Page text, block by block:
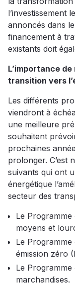
l’investissement
annoncés dans
financement à
existants doit
L’importance
transition vers
Les différents
viendront à
une meilleure
souhaitent
prochaines
prolonger. C’est
suivants qui ont
énergétique
secteur des
Le Programme
moyens et
Le
émission zéro
Le
marchandises.